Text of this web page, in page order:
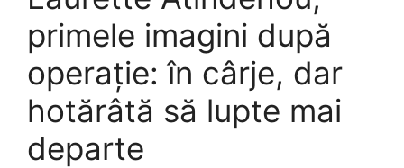
primele imagini după
operație: în cârje, dar
hotărâtă să lupte mai
departe